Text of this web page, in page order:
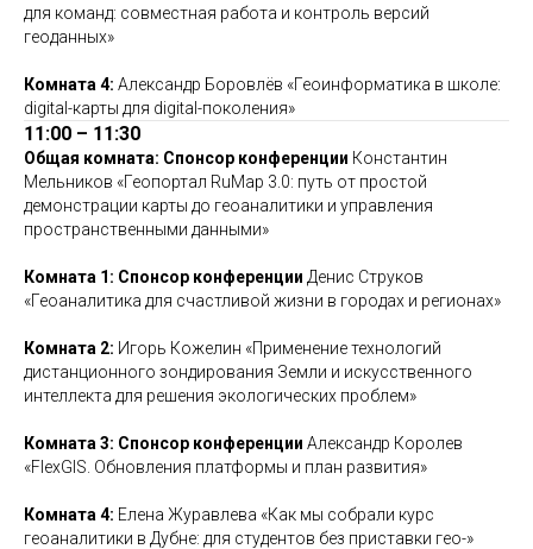
для команд: совместная работа и контроль версий
геоданных»
Комната 4: Александр Боровлёв «Геоинформатика в школе:
digital-карты для digital-поколения»
11:00 – 11:30
Общая комната: Спонсор конференции Константин
Мельников «Геопортал RuMap 3.0: путь от простой
демонстрации карты до геоаналитики и управления
пространственными данными»
Комната 1: Спонсор конференции Денис Струков
«Геоаналитика для счастливой жизни в городах и регионах»
Комната 2: Игорь Кожелин «Применение технологий
дистанционного зондирования Земли и искусственного
интеллекта для решения экологических проблем»
Комната 3: Спонсор конференции Александр Королев
«FlexGIS. Обновления платформы и план развития»
Комната 4: Елена Журавлева «Как мы собрали курс
геоаналитики в Дубне: для студентов без приставки гео-»